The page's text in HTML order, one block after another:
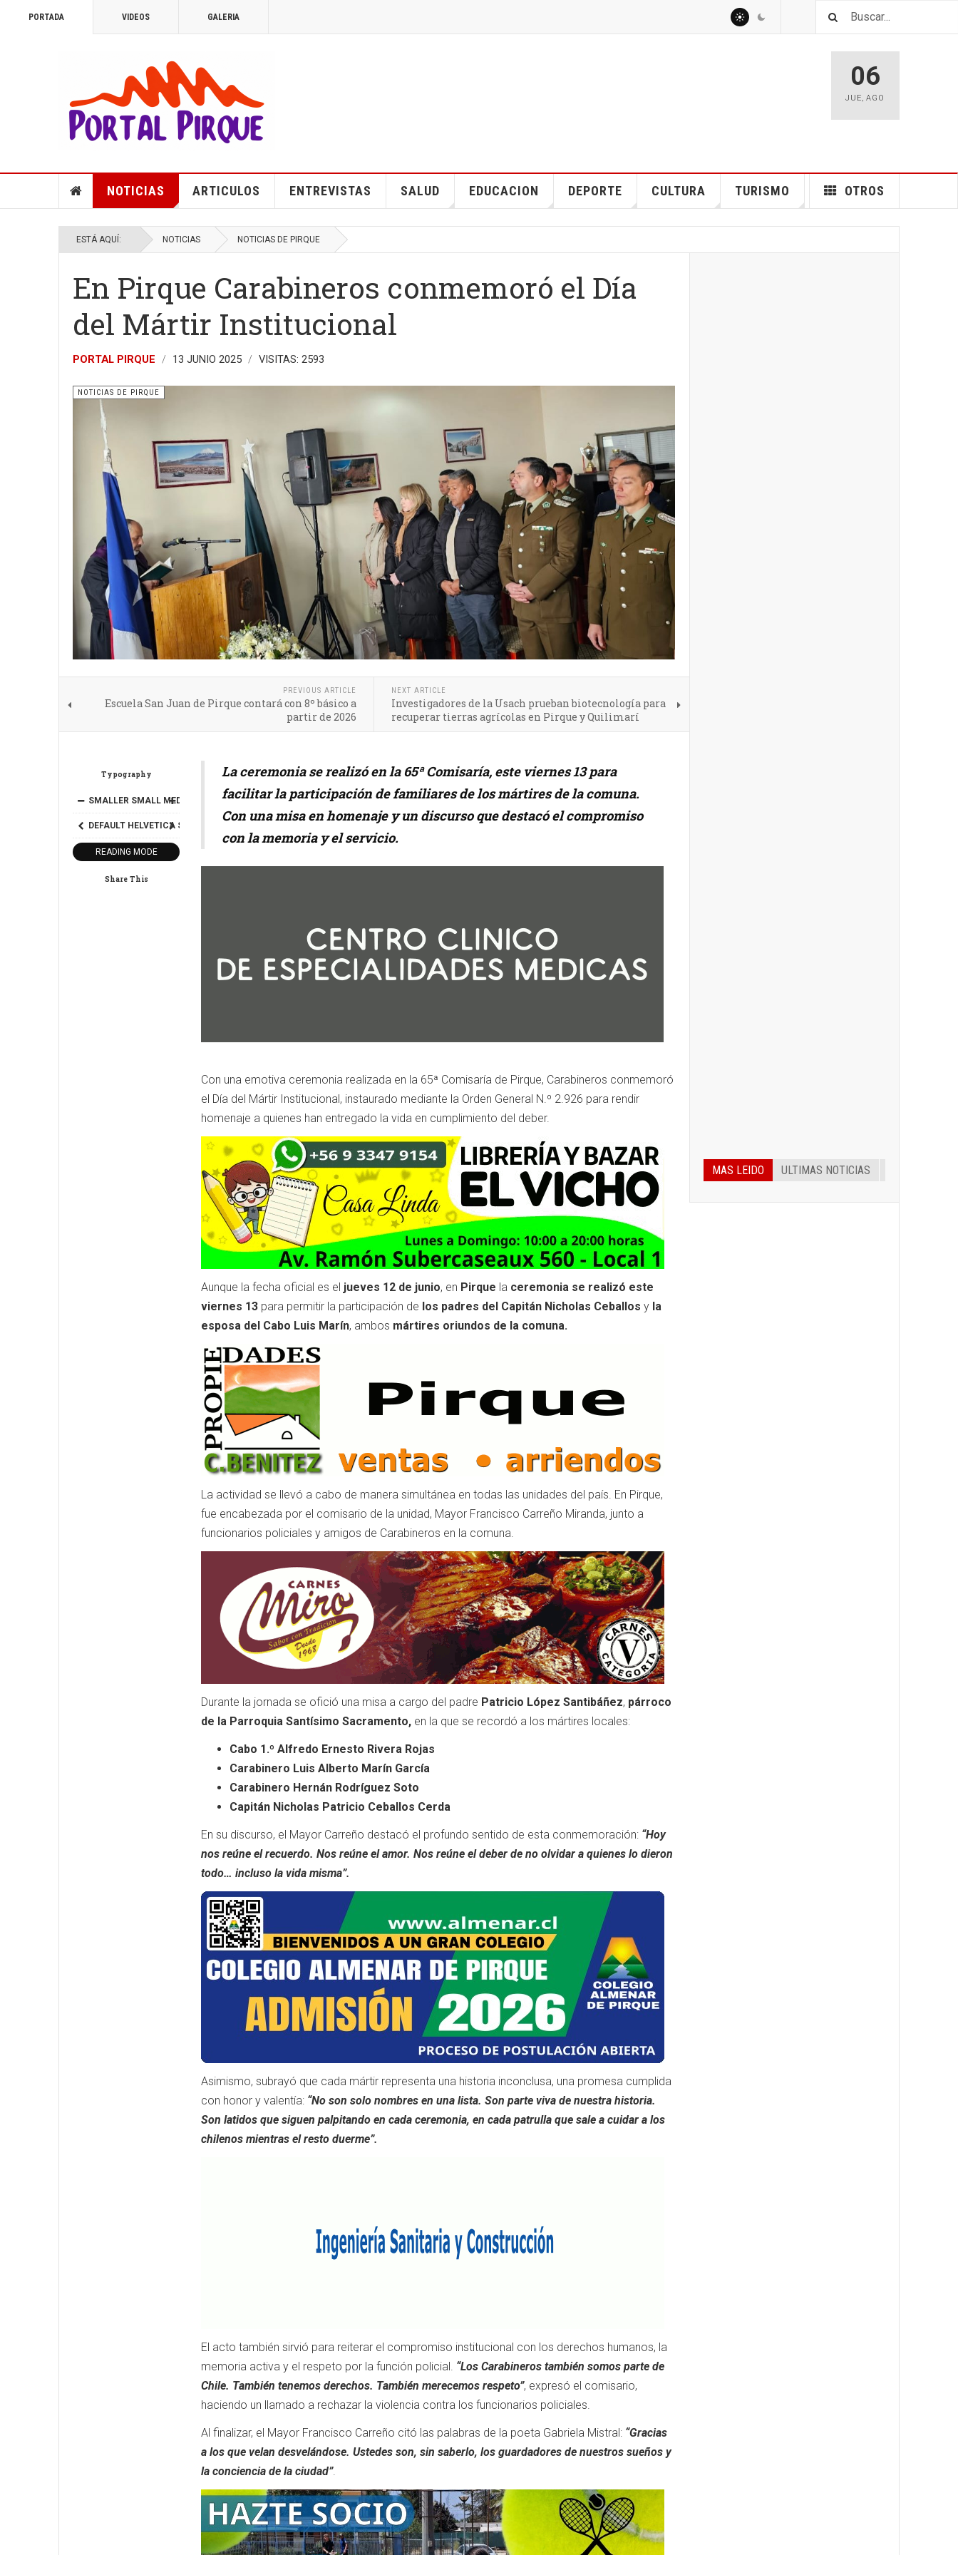
PORTADA VIDEOS GALERIA
06
JUE,AGO
NOTICIAS ARTICULOS ENTREVISTAS SALUD EDUCACION DEPORTE CULTURA TURISMO OTROS
ESTÁ AQUÍ: NOTICIAS NOTICIAS DE PIRQUE
En Pirque Carabineros conmemoró el Día
del Mártir Institucional
PORTAL PIRQUE 13 JUNIO 2025 VISITAS: 2593
NOTICIAS DE PIRQUE
PREVIOUS ARTICLE
Escuela San Juan de Pirque contará con 8º básico a
partir de 2026
NEXT ARTICLE
Investigadores de la Usach prueban biotecnología para
recuperar tierras agrícolas en Pirque y Quilimarí
Typography
SMALLER SMALL MEDIUM BIGGER
DEFAULT HELVETICA SEGOE
READING MODE
Share This
La ceremonia se realizó en la 65ª Comisaría, este viernes 13 para
facilitar la participación de familiares de los mártires de la comuna.
Con una misa en homenaje y un discurso que destacó el compromiso
con la memoria y el servicio.
Con una emotiva ceremonia realizada en la 65ª Comisaría de Pirque, Carabineros conmemoró
el Día del Mártir Institucional, instaurado mediante la Orden General N.º 2.926 para rendir
homenaje a quienes han entregado la vida en cumplimiento del deber.
Aunque la fecha oficial es el jueves 12 de junio, en Pirque la ceremonia se realizó este
viernes 13 para permitir la participación de los padres del Capitán Nicholas Ceballos y la
esposa del Cabo Luis Marín, ambos mártires oriundos de la comuna.
La actividad se llevó a cabo de manera simultánea en todas las unidades del país. En Pirque,
fue encabezada por el comisario de la unidad, Mayor Francisco Carreño Miranda, junto a
funcionarios policiales y amigos de Carabineros en la comuna.
Durante la jornada se ofició una misa a cargo del padre Patricio López Santibáñez, párroco
de la Parroquia Santísimo Sacramento, en la que se recordó a los mártires locales:
Cabo 1.º Alfredo Ernesto Rivera Rojas
Carabinero Luis Alberto Marín García
Carabinero Hernán Rodríguez Soto
Capitán Nicholas Patricio Ceballos Cerda
En su discurso, el Mayor Carreño destacó el profundo sentido de esta conmemoración: “Hoy
nos reúne el recuerdo. Nos reúne el amor. Nos reúne el deber de no olvidar a quienes lo dieron
todo… incluso la vida misma”.
Asimismo, subrayó que cada mártir representa una historia inconclusa, una promesa cumplida
con honor y valentía: “No son solo nombres en una lista. Son parte viva de nuestra historia.
Son latidos que siguen palpitando en cada ceremonia, en cada patrulla que sale a cuidar a los
chilenos mientras el resto duerme”.
El acto también sirvió para reiterar el compromiso institucional con los derechos humanos, la
memoria activa y el respeto por la función policial. “Los Carabineros también somos parte de
Chile. También tenemos derechos. También merecemos respeto”, expresó el comisario,
haciendo un llamado a rechazar la violencia contra los funcionarios policiales.
Al finalizar, el Mayor Francisco Carreño citó las palabras de la poeta Gabriela Mistral: “Gracias
a los que velan desvelándose. Ustedes son, sin saberlo, los guardadores de nuestros sueños y
la conciencia de la ciudad”.
MAS LEIDO ULTIMAS NOTICIAS